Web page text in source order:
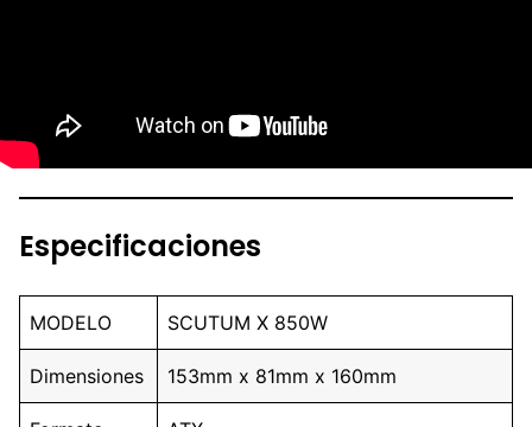
Especificaciones
MODELO SCUTUM X 850W
Dimensiones 153mm x 81mm x 160mm